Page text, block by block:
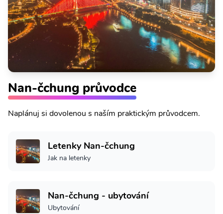
Nan-čchung průvodce
Naplánuj si dovolenou s naším praktickým průvodcem.
Letenky Nan-čchung
Jak na letenky
Nan-čchung - ubytování
Ubytování